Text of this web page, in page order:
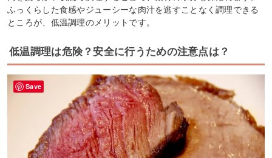
ふっくらした食感やジューシーな肉汁を逃すことなく調理できる
ところが、低温調理のメリットです。
低温調理は危険？安全に行うための注意点は？
Save